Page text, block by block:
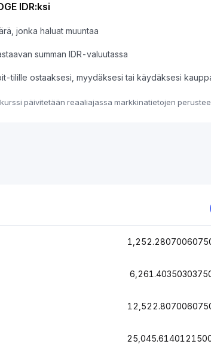
IDR:ksi
jonka haluat muuntaa
summan IDR-valuutassa
tilille ostaaksesi, myydäksesi tai käydäksesi
päivitetään reaaliajassa markkinatietojen